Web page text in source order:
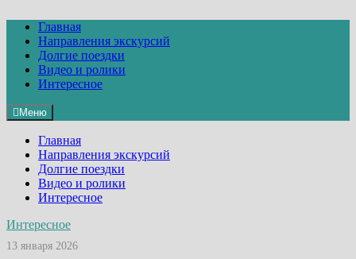
содержимому
Главная
Направления экскурсий
Долгие поездки
Видео и ролики
Интересное
Меню
Главная
Направления экскурсий
Долгие поездки
Видео и ролики
Интересное
Интересное
13 января 2026